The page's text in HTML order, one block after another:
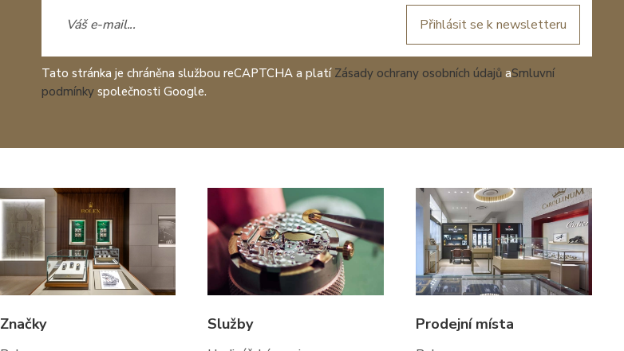
Přihlásit se k newsletteru
Tato stránka je chráněna službou reCAPTCHA a platí Zásady ochrany osobních údajů aSmluvní
podmínky společnosti Google.
Značky Služby Prodejní místa